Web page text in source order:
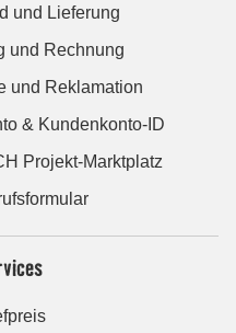
und Lieferung
und Rechnung
und Reklamation
& Kundenkonto-ID
Projekt-Marktplatz